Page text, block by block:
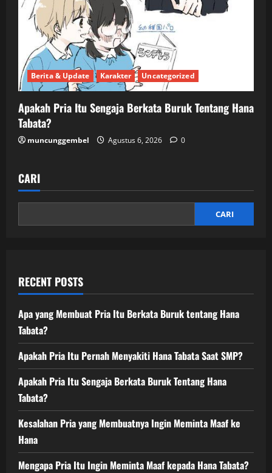
Berita & Update Karakter Uncategorized
Apakah Pria Itu Sengaja Berkata Buruk Tentang Hana
Tabata?
muncunggembel Agustus 6, 2026 0
CARI
CARI
RECENT POSTS
Apa yang Membuat Pria Itu Berkata Buruk tentang Hana
Tabata?
Apakah Pria Itu Pernah Menyakiti Hana Tabata Saat SMP?
Apakah Pria Itu Sengaja Berkata Buruk Tentang Hana
Tabata?
Kesalahan Pria yang Membuatnya Ingin Meminta Maaf ke
Hana
Mengapa Pria Itu Ingin Meminta Maaf kepada Hana Tabata?